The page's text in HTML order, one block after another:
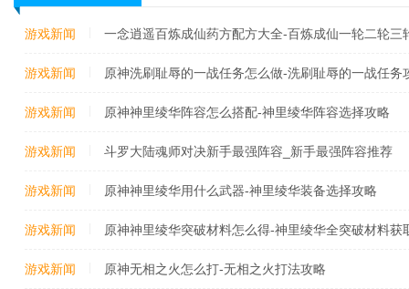
游戏新闻 一念逍遥百炼成仙药方配方大全-百炼成仙一轮二轮三
游戏新闻 原神洗刷耻辱的一战任务怎么做-洗刷耻辱的一战任务
游戏新闻 原神神里绫华阵容怎么搭配-神里绫华阵容选择攻略
游戏新闻 斗罗大陆魂师对决新手最强阵容_新手最强阵容推荐
游戏新闻 原神神里绫华用什么武器-神里绫华装备选择攻略
游戏新闻 原神神里绫华突破材料怎么得-神里绫华全突破材料获
游戏新闻 原神无相之火怎么打-无相之火打法攻略